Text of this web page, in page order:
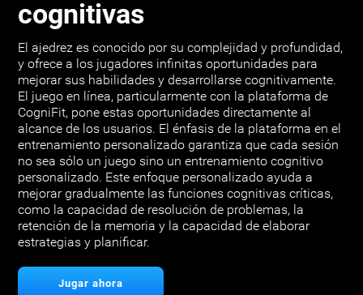
cognitivas
El ajedrez es conocido por su complejidad y profundidad,
y ofrece a los jugadores infinitas oportunidades para
mejorar sus habilidades y desarrollarse cognitivamente.
El juego en línea, particularmente con la plataforma de
CogniFit, pone estas oportunidades directamente al
alcance de los usuarios. El énfasis de la plataforma en el
entrenamiento personalizado garantiza que cada sesión
no sea sólo un juego sino un entrenamiento cognitivo
personalizado. Este enfoque personalizado ayuda a
mejorar gradualmente las funciones cognitivas críticas,
como la capacidad de resolución de problemas, la
retención de la memoria y la capacidad de elaborar
estrategias y planificar.
Jugar ahora